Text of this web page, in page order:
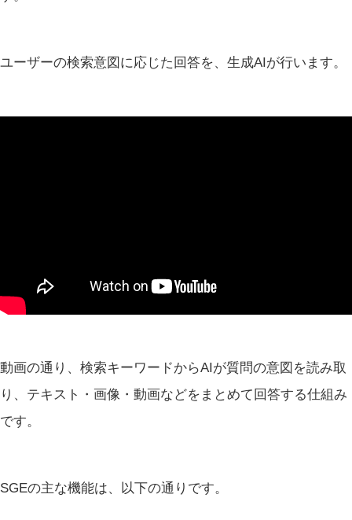
ユーザーの検索意図に応じた回答を、生成AIが行います。
動画の通り、検索キーワードからAIが質問の意図を読み取
り、テキスト・画像・動画などをまとめて回答する仕組み
です。
SGEの主な機能は、以下の通りです。